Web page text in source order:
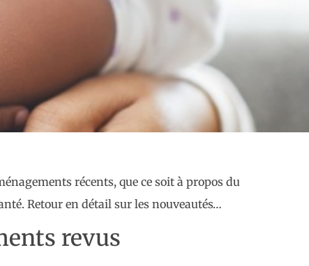
récents, que ce soit à propos du
Retour en détail sur les nouveautés…
revus